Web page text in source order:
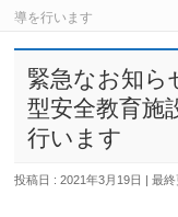
導を行います
緊急なお知
型安全教育施
行います
投稿日 : 2021年3月19日 最終